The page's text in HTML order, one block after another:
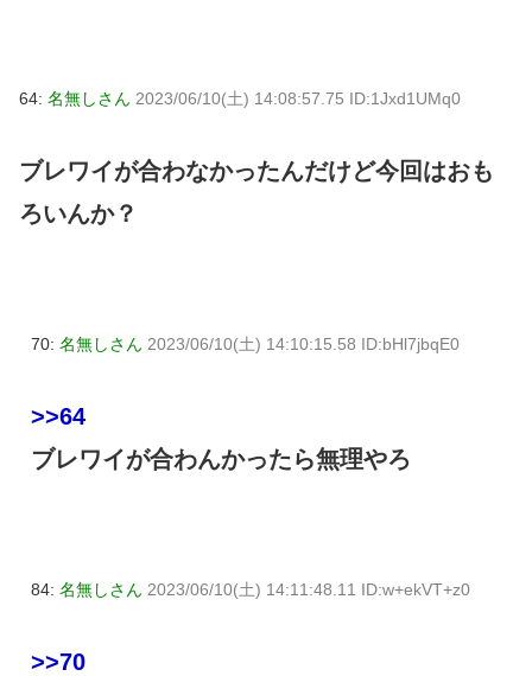
64: 名無しさん 2023/06/10(土) 14:08:57.75 ID:1Jxd1UMq0
ブレワイが合わなかったんだけど今回はおも
ろいんか？
70: 名無しさん 2023/06/10(土) 14:10:15.58 ID:bHl7jbqE0
>>64
ブレワイが合わんかったら無理やろ
84: 名無しさん 2023/06/10(土) 14:11:48.11 ID:w+ekVT+z0
>>70